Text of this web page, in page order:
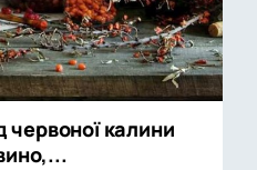
червоної калини